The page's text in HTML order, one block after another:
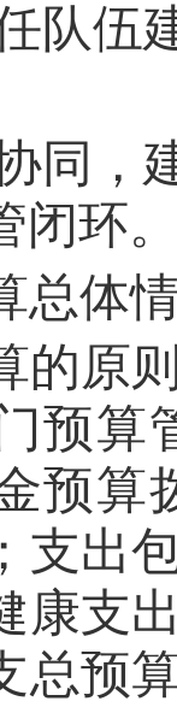
队伍
同，
闭环
总体
的原
预算
预算
支出
康支
总预